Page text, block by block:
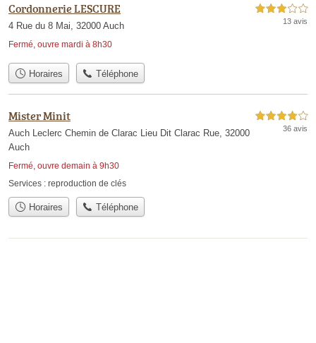
Cordonnerie LESCURE
4 Rue du 8 Mai, 32000 Auch
Fermé, ouvre mardi à 8h30
3,0 étoiles sur 5
13 avis
Horaires Téléphone
Mister Minit
Auch Leclerc Chemin de Clarac Lieu Dit Clarac Rue, 32000
Auch
Fermé, ouvre demain à 9h30
4,0 étoiles sur 5
36 avis
Services : reproduction de clés
Horaires Téléphone